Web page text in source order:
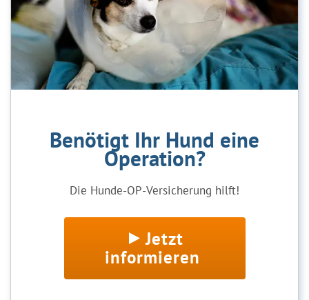
Benötigt Ihr Hund eine
Operation?
Die Hunde-OP-Versicherung hilft!
Jetzt
informieren